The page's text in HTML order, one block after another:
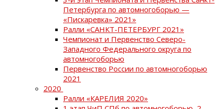
Петербурга по автомногоборью —
«Пискаревка» 2021»
Ралли «САНКТ-ПЕТЕРБУРГ 2021»
Чемпионат и Первенство Северо-
Западного Федерального округа по
автомногоборью
Первенство России по автомногоборью
2021
2020
Ралли «КАРЕЛИЯ 2020»